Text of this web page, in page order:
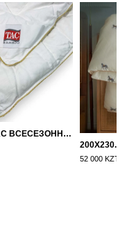
155Х215 TAC ВСЕСЕЗОННОЕ ХЛОПКОВОЕ ОДЕЯЛО ИЗ БАМБУКОВОГО ВОЛОКНА
52 000 KZT